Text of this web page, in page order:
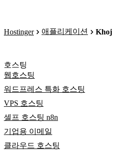
Hostinger 애플리케이션 Khoj
호스팅
웹호스팅
워드프레스 특화 호스팅
VPS 호스팅
셀프 호스팅 n8n
기업용 이메일
클라우드 호스팅